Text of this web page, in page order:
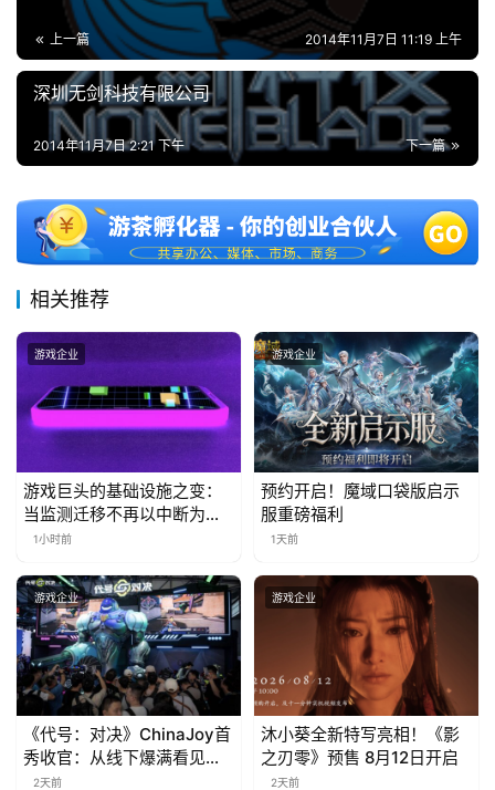
戏
第
十
三
届
金
茶
奖
7
月
3
0
日
游
茶
对
上一篇 2014年11月7日 11:19 上午
深圳无剑科技有限公司
下一篇
2014年11月7日 2:21 下午
相关推荐
游戏企业
游戏巨头的基础设施之变：
当监测迁移不再以中断为代
价
1小时前
游戏企业
预约开启！魔域口袋版启示
服重磅福利
1天前
游戏企业
《代号：对决》ChinaJoy首
秀收官：从线下爆满看见玩
家的真实期待
2天前
游戏企业
沐小葵全新特写亮相！《影
之刃零》预售 8月12日开启
2天前